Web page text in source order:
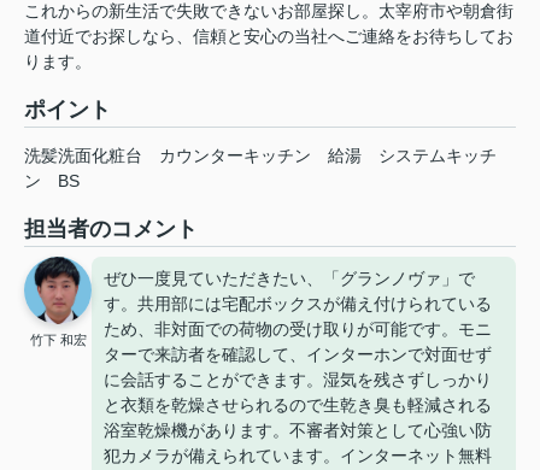
これからの新生活で失敗できないお部屋探し。太宰府市や朝倉街
道付近でお探しなら、信頼と安心の当社へご連絡をお待ちしてお
ります。
ポイント
洗髪洗面化粧台 カウンターキッチン 給湯
システムキッチ
ン
BS
担当者のコメント
竹下 和宏
ぜひ一度見ていただきたい、「グランノヴァ」で
す。共用部には宅配ボックスが備え付けられている
ため、非対面での荷物の受け取りが可能です。モニ
ターで来訪者を確認して、インターホンで対面せず
に会話することができます。湿気を残さずしっかり
と衣類を乾燥させられるので生乾き臭も軽減される
浴室乾燥機があります。不審者対策として心強い防
犯カメラが備えられています。インターネット無料